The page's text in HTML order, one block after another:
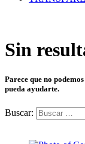
Sin
Parece que no
pueda ayudarte.
Buscar: